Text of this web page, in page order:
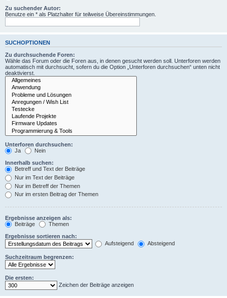
Zu suchender Autor:
Benutze ein * als Platzhalter für teilweise Übereinstimmungen.
SUCHOPTIONEN
Zu durchsuchende Foren:
Wähle das Forum oder die Foren aus, in denen gesucht werden soll. Unterforen werden
automatisch mit durchsucht, sofern du die Option „Unterforen durchsuchen“ unten nicht
deaktivierst.
Unterforen durchsuchen:
Ja
Nein
Innerhalb suchen:
Betreff und Text der Beiträge
Nur im Text der Beiträge
Nur im Betreff der Themen
Nur im ersten Beitrag der Themen
Ergebnisse anzeigen als:
Beiträge
Themen
Ergebnisse sortieren nach:
Aufsteigend
Absteigend
Suchzeitraum begrenzen:
Die ersten:
Zeichen der Beiträge anzeigen